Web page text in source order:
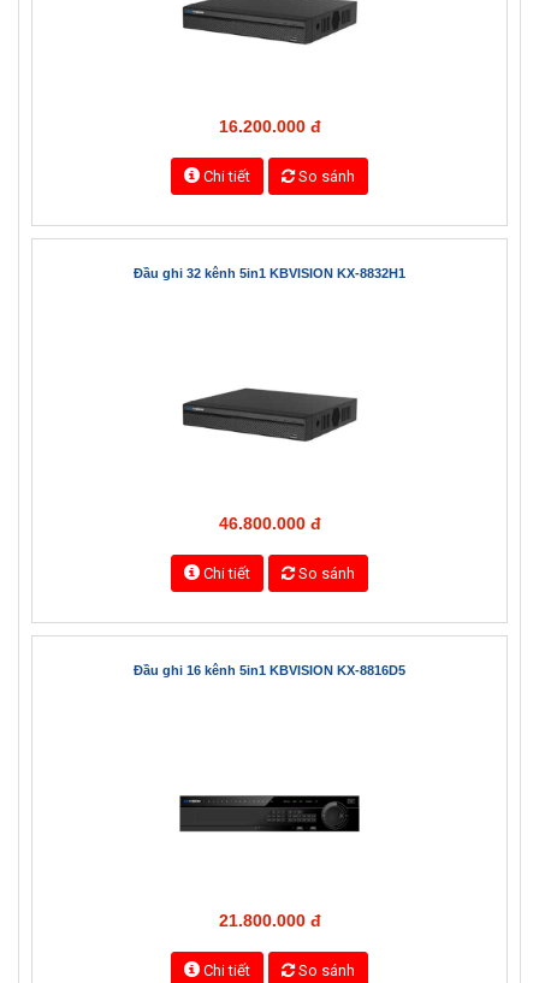
Chi tiết So sánh
Đầu ghi 32 kênh 5in1 KBVISION KX-8232H1
16.200.000 đ
Chi tiết So sánh
Đầu ghi 32 kênh 5in1 KBVISION KX-8832H1
Chi tiết So sánh
Đầu ghi 16 kênh 5in1 KBVISION KX-8816D5